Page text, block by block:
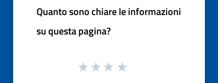
Quanto sono chiare le informazioni
su questa pagina?